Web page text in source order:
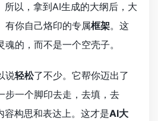
所以，拿到AI生成的大纲后，大
有你自己烙印的专属框架。这
的，而不是一个空壳子。
说轻松了不少。它帮你迈出了
步一个脚印去走，去填，去
容构思和表达上。这才是AI大